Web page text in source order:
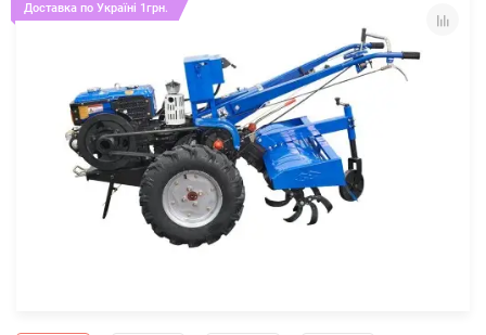
Доставка по Україні 1грн.